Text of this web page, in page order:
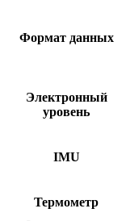
Формат данных
Электронный
уровень
IMU
Термометр